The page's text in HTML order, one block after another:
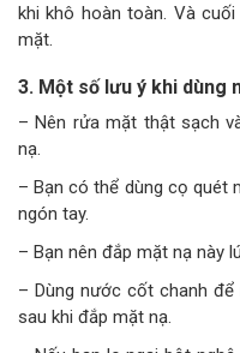
khi khô hoàn toàn. Và
mặt.
3. Một số lưu ý khi dùng
– Nên rửa mặt thật sạch
nạ.
– Bạn có thể dùng cọ quét
ngón tay.
– Bạn nên đắp mặt nạ này
– Dùng nước cốt chanh
sau khi đắp mặt nạ.